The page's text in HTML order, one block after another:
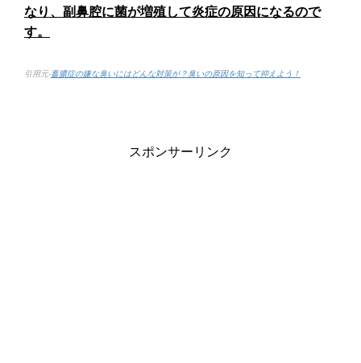
なり、副鼻腔に菌が増殖して炎症の原因になるので
す。
引用元-蓄膿症の嫌な臭いにはどんな対策が？臭いの原因を知って抑えよう！
スポンサーリンク